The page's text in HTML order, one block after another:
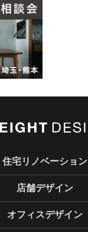
住宅リノベーション
店舗デザイン
オフィスデザイン